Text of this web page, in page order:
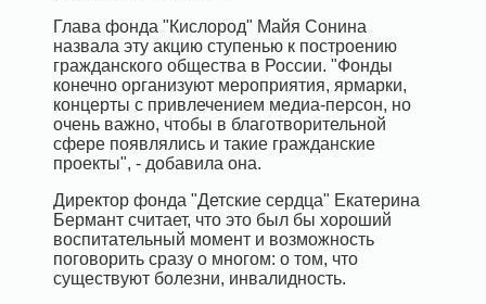
Глава фонда "Кислород" Майя Сонина
назвала эту акцию ступенью к построению
гражданского общества в России. "Фонды
конечно организуют мероприятия, ярмарки,
концерты с привлечением медиа-персон, но
очень важно, чтобы в благотворительной
сфере появлялись и такие гражданские
проекты", - добавила она.
Директор фонда "Детские сердца" Екатерина
Бермант считает, что это был бы хороший
воспитательный момент и возможность
поговорить сразу о многом: о том, что
существуют болезни, инвалидность.